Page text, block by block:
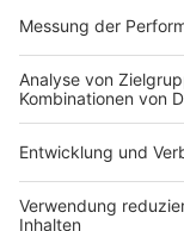
Kostenfrei
Wie oft: 7
Kickern oder